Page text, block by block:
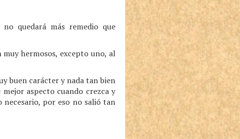
quedará más remedio que
hermosos, excepto uno, al
buen carácter y nada tan bien
aspecto cuando crezca y
necesario, por eso no salió tan